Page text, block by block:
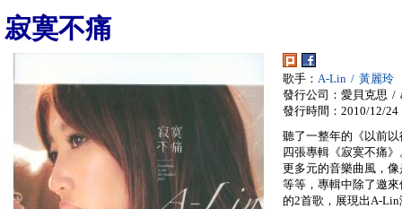
寂寞不痛
歌手： A-Lin / 黃麗玲
發行公司：愛貝克思 /
發行時間：2010/12/24
聽了一整年的《以前
四張專輯《寂寞不痛
更多元的音樂曲風，
等等，專輯中除了邀
的2首歌，展現出A-